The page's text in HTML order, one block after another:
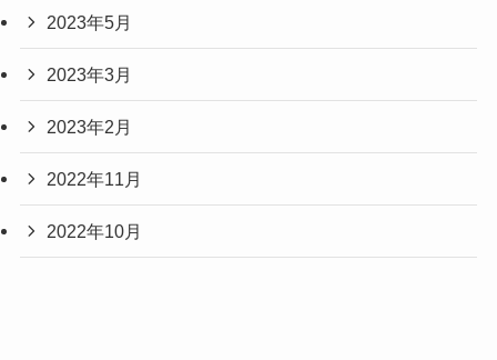
2023年5月
2023年3月
2023年2月
2022年11月
2022年10月